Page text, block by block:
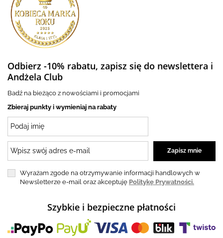
Odbierz -10% rabatu, zapisz się do newslettera i
Andżela Club
Badź na bieżąco z nowościami i promocjami
Zbieraj punkty i wymieniaj na rabaty
Wyrażam zgode na otrzymywanie informacji handlowych w
Newsletterze e-mail oraz akceptuję Politykę Prywatności.
Szybkie i bezpieczne płatności